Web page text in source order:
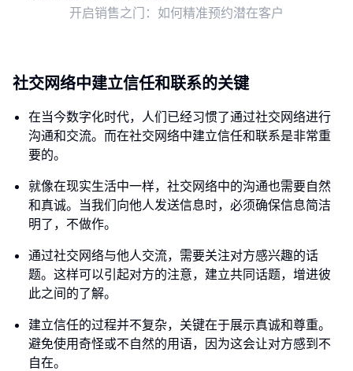
开启销售之门：如何精准预约潜在客户
社交网络中建立信任和联系的关键
在当今数字化时代，人们已经习惯了通过社交网络进行
沟通和交流。而在社交网络中建立信任和联系是非常重
要的。
就像在现实生活中一样，社交网络中的沟通也需要自然
和真诚。当我们向他人发送信息时，必须确保信息简洁
明了，不做作。
通过社交网络与他人交流，需要关注对方感兴趣的话
题。这样可以引起对方的注意，建立共同话题，增进彼
此之间的了解。
建立信任的过程并不复杂，关键在于展示真诚和尊重。
避免使用奇怪或不自然的用语，因为这会让对方感到不
自在。